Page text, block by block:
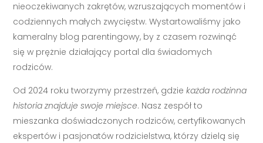
nieoczekiwanych zakrętów, wzruszających momentów i
codziennych małych zwycięstw. Wystartowaliśmy jako
kameralny blog parentingowy, by z czasem rozwinąć
się w prężnie działający portal dla świadomych
rodziców.
Od 2024 roku tworzymy przestrzeń, gdziekażda rodzinna
historia znajduje swoje miejsce. Nasz zespół to
mieszanka doświadczonych rodziców, certyfikowanych
ekspertów i pasjonatów rodzicielstwa, którzy dzielą się